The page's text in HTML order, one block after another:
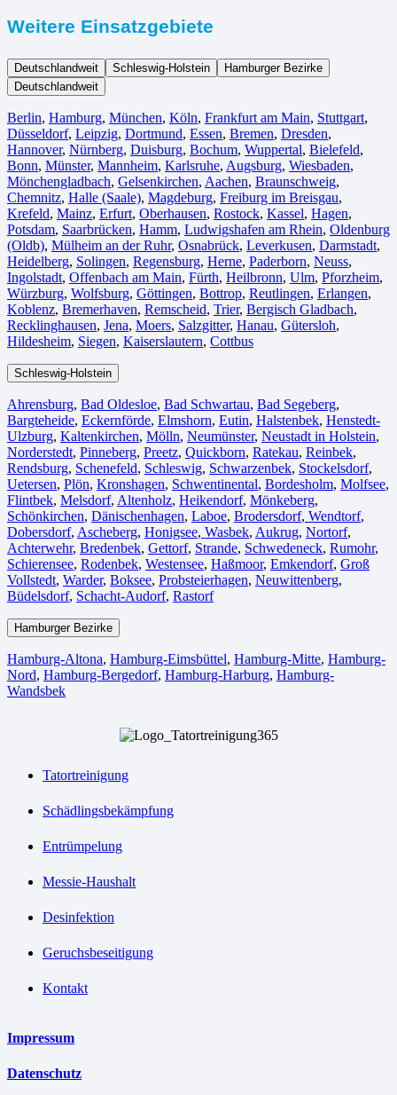
Weitere Einsatzgebiete
Deutschlandweit Schleswig-Holstein
Hamburger Bezirke
Deutschlandweit
Berlin⁠, Hamburg, München, Köln⁠, Frankfurt am Main, Stuttgart,
Düsseldorf, Leipzig, Dortmund, Essen, Bremen, Dresden,
Hannover, Nürnberg, Duisburg⁠, Bochum, Wuppertal⁠, Bielefeld⁠,
Bonn⁠, Münster⁠, Mannheim, Karlsruhe, Augsburg, Wiesbaden⁠,
Mönchengladbach⁠, Gelsenkirchen⁠, Aachen⁠, Braunschweig,
Chemnitz⁠, Halle (Saale)⁠, Magdeburg, Freiburg im Breisgau⁠,
Krefeld⁠, Mainz⁠, Erfurt, Oberhausen⁠, Rostock⁠, Kassel⁠, Hagen,
Potsdam, Saarbrücken⁠, Hamm, Ludwigshafen am Rhein⁠, Oldenburg
(Oldb), Mülheim an der Ruhr, Osnabrück⁠, Leverkusen, Darmstadt⁠,
Heidelberg, Solingen, Regensburg, Herne⁠, Paderborn, Neuss,
Ingolstadt, Offenbach am Main, Fürth⁠, Heilbronn, Ulm⁠, Pforzheim,
Würzburg, Wolfsburg⁠, Göttingen, Bottrop, Reutlingen, Erlangen⁠,
Koblenz, Bremerhaven⁠, Remscheid, Trier⁠, Bergisch Gladbach,
Recklinghausen, Jena⁠, Moers⁠, Salzgitter⁠, Hanau, Gütersloh,
Hildesheim⁠, Siegen⁠, Kaiserslautern⁠, Cottbus⁠
Schleswig-Holstein
Ahrensburg, Bad Oldesloe, Bad Schwartau, Bad Segeberg,
Bargteheide, Eckernförde, Elmshorn, Eutin, Halstenbek, Henstedt-
Ulzburg, Kaltenkirchen, Mölln, Neumünster, Neustadt in Holstein,
Norderstedt, Pinneberg, Preetz, Quickborn, Ratekau, Reinbek,
Rendsburg, Schenefeld, Schleswig, Schwarzenbek, Stockelsdorf,
Uetersen, Plön, Kronshagen, Schwentinental, Bordesholm, Molfsee,
Flintbek, Melsdorf, Altenholz, Heikendorf, Mönkeberg,
Schönkirchen, Dänischenhagen, Laboe, Brodersdorf, Wendtorf,
Dobersdorf, Ascheberg, Honigsee, Wasbek, Aukrug, Nortorf,
Achterwehr, Bredenbek, Gettorf, Strande, Schwedeneck, Rumohr,
Schierensee, Rodenbek, Westensee, Haßmoor, Emkendorf, Groß
Vollstedt, Warder, Boksee, Probsteierhagen, Neuwittenberg,
Büdelsdorf, Schacht-Audorf, Rastorf
Hamburger Bezirke
Hamburg-Altona, Hamburg-Eimsbüttel, Hamburg-Mitte, Hamburg-
Nord, Hamburg-Bergedorf, Hamburg-Harburg, Hamburg-
Wandsbek
Tatortreinigung
Schädlingsbekämpfung
Entrümpelung
Messie-Haushalt
Desinfektion
Geruchsbeseitigung
Kontakt
Impressum
Datenschutz